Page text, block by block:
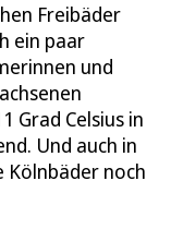
Freibäder
ein paar
und
Grad Celsius in
Und auch in
Kölnbäder noch